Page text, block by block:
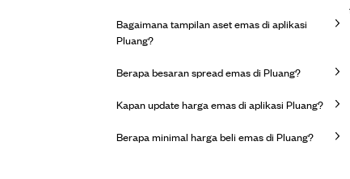
Bagaimana tampilan aset emas di aplikasi
Pluang?
Berapa besaran spread emas di Pluang?
Kapan update harga emas di aplikasi Pluang?
Berapa minimal harga beli emas di Pluang?